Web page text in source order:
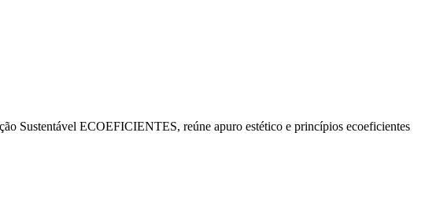
Sustentável ECOEFICIENTES, reúne apuro estético e princípios ecoeficientes